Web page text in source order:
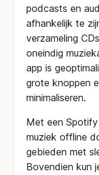
podcasts en
afhankelijk te
verzameling
oneindig
app is
grote knoppen
minimaliseren.
Met een
muziek offline
gebieden met
Bovendien kun